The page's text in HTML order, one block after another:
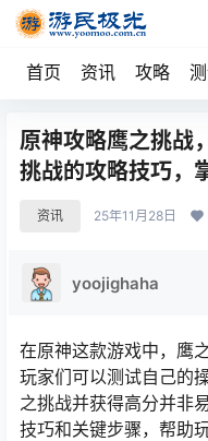
首页 资讯 攻略
原神攻略鹰之挑战
挑战的攻略技巧，
资讯 25年11月28日
yoojighaha
在原神这款游戏中，鹰
玩家们可以测试自己的
之挑战并获得高分并非
技巧和关键步骤，帮助